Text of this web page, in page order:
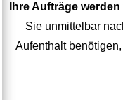
Ihre Aufträge
Sie unmittelbar
Aufenthalt